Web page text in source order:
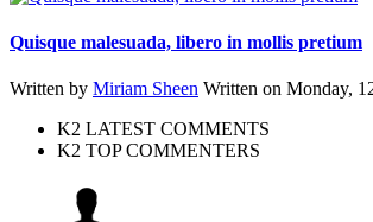
Quisque malesuada, libero in mollis pretium
Written by Miriam Sheen Written on Monday,
K2 LATEST COMMENTS
K2 TOP COMMENTERS